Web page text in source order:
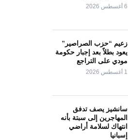
6 أغسطس 2026
زعيم “حزب الصراصير”
يعود بطلاً بعد إجبار حكومة
مودي على التراجع
1 أغسطس 2026
سانشيز يصف تدفق
المهاجرين إلى سبتة بأنه
انتهاك لسلامة أراضي
إسبانيا